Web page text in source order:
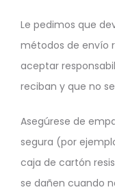
Le pedimos que
métodos de envío
aceptar
reciban y que no
Asegúrese de
segura (por
caja de cartón
se dañen cuando